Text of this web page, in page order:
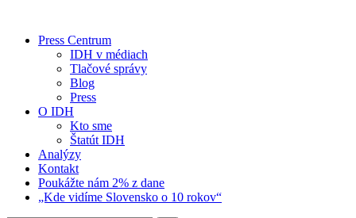
Press Centrum
IDH v médiach
Tlačové správy
Blog
Press
O IDH
Kto sme
Štatút IDH
Analýzy
Kontakt
Poukážte nám 2% z dane
„Kde vidíme Slovensko o 10 rokov“